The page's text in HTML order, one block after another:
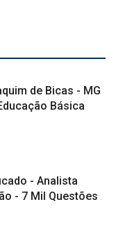
de Bicas - MG
Básica
- Analista
- 7 Mil Questões